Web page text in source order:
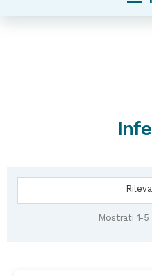
Mostrati 1-